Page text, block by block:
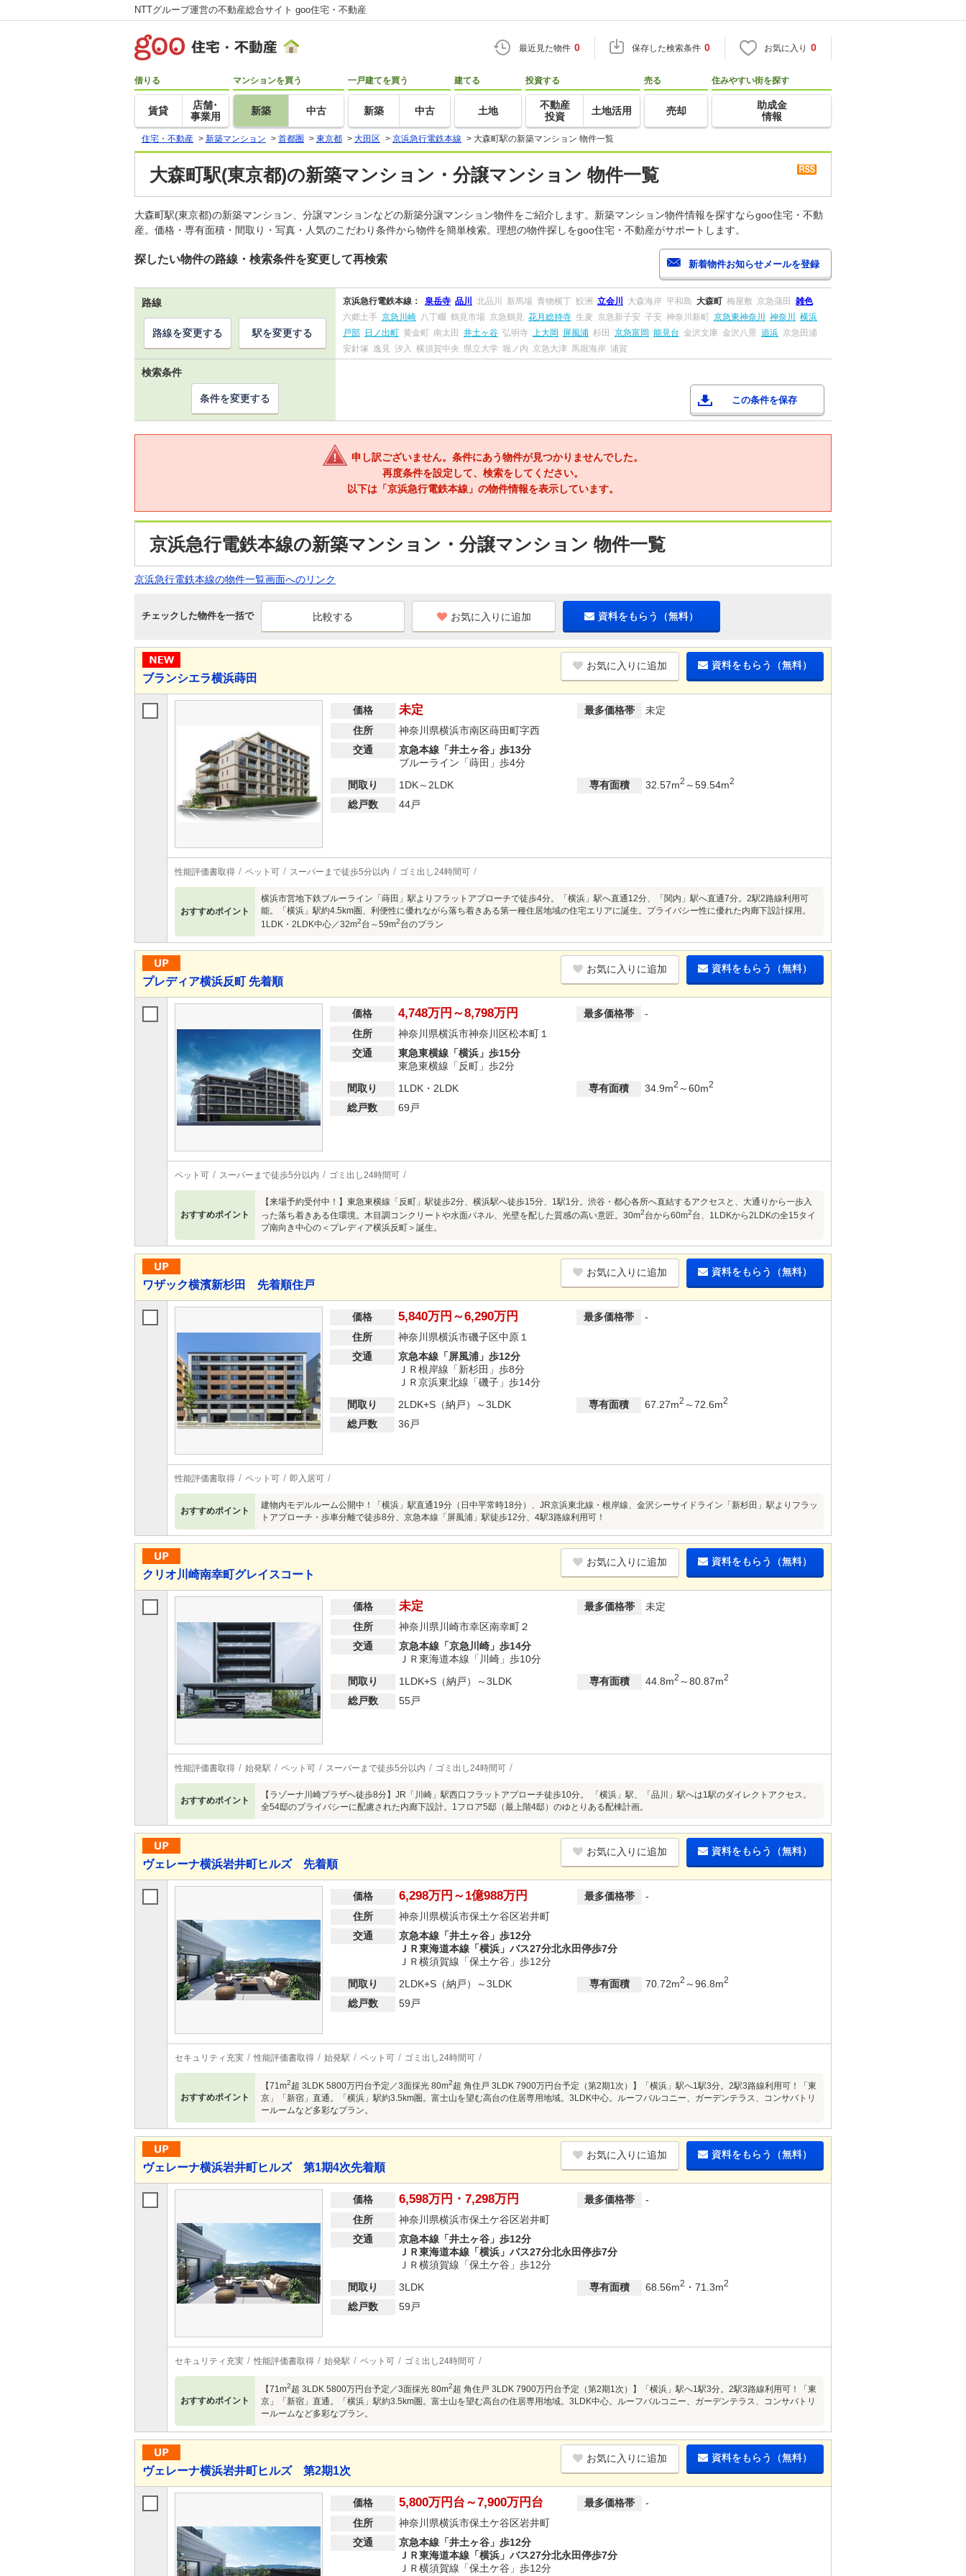
NTTグループ運営の不動産総合サイト goo住宅・不動産
最近見た物件 0 保存した検索条件 0 お気に入り 0
借りる
賃貸
店舗･
事業用
マンションを買う
新築 中古
一戸建てを買う
新築 中古
建てる
土地
投資する
不動産
投資
土地活用
売る
売却
住みやすい街を探す
助成金
情報
住宅・不動産 > 新築マンション > 首都圏 > 東京都 > 大田区 > 京浜急行電鉄本線 > 大森町駅の新築マンション 物件一覧
大森町駅(東京都)の新築マンション・分譲マンション 物件一覧
大森町駅(東京都)の新築マンション、分譲マンションなどの新築分譲マンション物件をご紹介します。新築マンション物件情報を探すならgoo住宅・不動
産。価格・専有面積・間取り・写真・人気のこだわり条件から物件を簡単検索。理想の物件探しをgoo住宅・不動産がサポートします。
探したい物件の路線・検索条件を変更して再検索
路線 京浜急行電鉄本線： 泉岳寺 品川 北品川 新馬場 青物横丁 鮫洲 立会川 大森海岸 平和島 大森町 梅屋敷 京急蒲田
雑色
六郷土手 京急川崎 八丁畷 鶴見市場 京急鶴見 花月総持寺 生麦 京急新子安 子安 神奈川新町 京急東神奈川 神奈川
横浜
戸部 日ノ出町 黄金町 南太田 井土ヶ谷 弘明寺 上大岡 屏風浦 杉田 京急富岡 能見台 金沢文庫 金沢八景 追浜 京急田浦
安針塚 逸見 汐入 横須賀中央 県立大学 堀ノ内 京急大津 馬堀海岸 浦賀
路線を変更する 駅を変更する
検索条件
この条件を保存
条件を変更する
申し訳ございません。条件にあう物件が見つかりませんでした。
再度条件を設定して、検索をしてください。
以下は「京浜急行電鉄本線」の物件情報を表示しています。
京浜急行電鉄本線の新築マンション・分譲マンション 物件一覧
京浜急行電鉄本線の物件一覧画面へのリンク
チェックした物件を一括で お気に入りに追加 資料をもらう（無料）
ブランシエラ横浜蒔田
お気に入りに追加 資料をもらう（無料）
価格 未定 最多価格帯
未定
住所
神奈川県横浜市南区蒔田町字西
交通
京急本線「井土ヶ谷」歩13分
ブルーライン「蒔田」歩4分
間取り
1DK～2LDK 専有面積 32.57m2 ～59.54m2
総戸数 44戸
性能評価書取得 ペット可 スーパーまで徒歩5分以内 ゴミ出し24時間可
おすすめポイント
横浜市営地下鉄ブルーライン「蒔田」駅よりフラットアプローチで徒歩4分。「横浜」駅へ直通12分、「関内」駅へ直通7分。2駅2路線利用可
能。「横浜」駅約4.5km圏、利便性に優れながら落ち着きある第一種住居地域の住宅エリアに誕生。プライバシー性に優れた内廊下設計採用。
1LDK・2LDK中心／32m2台～59m2台のプラン
プレディア横浜反町 先着順
お気に入りに追加 資料をもらう（無料）
価格 4,748万円～8,798万円 最多価格帯
-
住所
神奈川県横浜市神奈川区松本町１
交通
東急東横線「横浜」歩15分
東急東横線「反町」歩2分
間取り
1LDK・2LDK 専有面積 34.9m2 ～60m2
総戸数 69戸
ペット可 スーパーまで徒歩5分以内 ゴミ出し24時間可
おすすめポイント
【来場予約受付中！】東急東横線「反町」駅徒歩2分、横浜駅へ徒歩15分、1駅1分。渋谷・都心各所へ直結するアクセスと、大通りから一歩入
った落ち着きある住環境。木目調コンクリートや水面パネル、光壁を配した質感の高い意匠。30m2台から60m2台、1LDKから2LDKの全15タイ
プ南向き中心の＜プレディア横浜反町＞誕生。
ワザック横濱新杉田 先着順住戸
お気に入りに追加 資料をもらう（無料）
価格 5,840万円～6,290万円 最多価格帯
-
住所
神奈川県横浜市磯子区中原１
交通
京急本線「屏風浦」歩12分
ＪＲ根岸線「新杉田」歩8分
ＪＲ京浜東北線「磯子」歩14分
間取り
2LDK+S（納戸）～3LDK 専有面積 67.27m2 ～72.6m2
総戸数 36戸
性能評価書取得 ペット可 即入居可
おすすめポイント
建物内モデルルーム公開中！「横浜」駅直通19分（日中平常時18分）、JR京浜東北線・根岸線、金沢シーサイドライン「新杉田」駅よりフラッ
トアプローチ・歩車分離で徒歩8分、京急本線「屏風浦」駅徒歩12分、4駅3路線利用可！
クリオ川崎南幸町グレイスコート
お気に入りに追加 資料をもらう（無料）
価格 未定 最多価格帯
未定
住所
神奈川県川崎市幸区南幸町２
交通
京急本線「京急川崎」歩14分
ＪＲ東海道本線「川崎」歩10分
間取り
1LDK+S（納戸）～3LDK 専有面積 44.8m2 ～80.87m2
総戸数 55戸
性能評価書取得 始発駅 ペット可 スーパーまで徒歩5分以内 ゴミ出し24時間可
おすすめポイント
【ラゾーナ川崎プラザへ徒歩8分】JR「川崎」駅西口フラットアプローチ徒歩10分。 「横浜」駅、「品川」駅へは1駅のダイレクトアクセス。
全54邸のプライバシーに配慮された内廊下設計。1フロア5邸（最上階4邸）のゆとりある配棟計画。
ヴェレーナ横浜岩井町ヒルズ 先着順
お気に入りに追加 資料をもらう（無料）
価格 6,298万円～1億988万円 最多価格帯
-
住所
神奈川県横浜市保土ケ谷区岩井町
交通
京急本線「井土ヶ谷」歩12分
ＪＲ東海道本線「横浜」バス27分北永田停歩7分
ＪＲ横須賀線「保土ケ谷」歩12分
間取り
2LDK+S（納戸）～3LDK 専有面積 70.72m2 ～96.8m2
総戸数 59戸
セキュリティ充実 性能評価書取得 始発駅 ペット可 ゴミ出し24時間可
おすすめポイント
【71m2超 3LDK 5800万円台予定／3面採光 80m2超 角住戸 3LDK 7900万円台予定（第2期1次）】「横浜」駅へ1駅3分。2駅3路線利用可！「東
京」「新宿」直通。「横浜」駅約3.5km圏。富士山を望む高台の住居専用地域。3LDK中心。ルーフバルコニー、ガーデンテラス、コンサバトリ
ールームなど多彩なプラン。
ヴェレーナ横浜岩井町ヒルズ 第1期4次先着順
お気に入りに追加 資料をもらう（無料）
価格 6,598万円・7,298万円 最多価格帯
-
住所
神奈川県横浜市保土ケ谷区岩井町
交通
京急本線「井土ヶ谷」歩12分
ＪＲ東海道本線「横浜」バス27分北永田停歩7分
ＪＲ横須賀線「保土ケ谷」歩12分
間取り
3LDK 専有面積 68.56m2 ・71.3m2
総戸数 59戸
セキュリティ充実 性能評価書取得 始発駅 ペット可 ゴミ出し24時間可
おすすめポイント
【71m2超 3LDK 5800万円台予定／3面採光 80m2超 角住戸 3LDK 7900万円台予定（第2期1次）】「横浜」駅へ1駅3分。2駅3路線利用可！「東
京」「新宿」直通。「横浜」駅約3.5km圏。富士山を望む高台の住居専用地域。3LDK中心。ルーフバルコニー、ガーデンテラス、コンサバトリ
ールームなど多彩なプラン。
ヴェレーナ横浜岩井町ヒルズ 第2期1次
お気に入りに追加 資料をもらう（無料）
価格 5,800万円台～7,900万円台 最多価格帯
-
住所
神奈川県横浜市保土ケ谷区岩井町
交通
京急本線「井土ヶ谷」歩12分
ＪＲ東海道本線「横浜」バス27分北永田停歩7分
ＪＲ横須賀線「保土ケ谷」歩12分